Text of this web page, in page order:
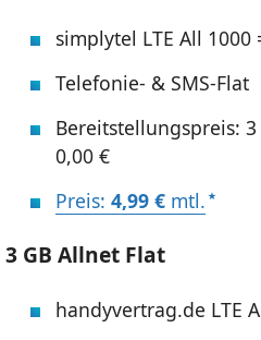
simplytel LTE All 1000
Telefonie- & SMS-Flat
Bereitstellungspreis:
0,00 €
Preis: 4,99 €mtl.
3 GB Allnet Flat
handyvertrag.de LTE